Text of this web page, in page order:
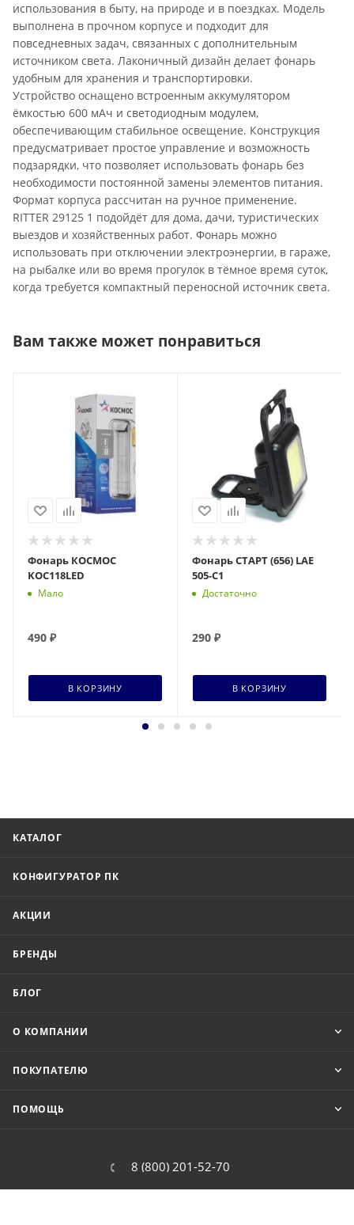
использования в быту, на природе и в поездках. Модель
выполнена в прочном корпусе и подходит для
повседневных задач, связанных с дополнительным
источником света. Лаконичный дизайн делает фонарь
удобным для хранения и транспортировки.
Устройство оснащено встроенным аккумулятором
ёмкостью 600 мАч и светодиодным модулем,
обеспечивающим стабильное освещение. Конструкция
предусматривает простое управление и возможность
подзарядки, что позволяет использовать фонарь без
необходимости постоянной замены элементов питания.
Формат корпуса рассчитан на ручное применение.
RITTER 29125 1 подойдёт для дома, дачи, туристических
выездов и хозяйственных работ. Фонарь можно
использовать при отключении электроэнергии, в гараже,
на рыбалке или во время прогулок в тёмное время суток,
когда требуется компактный переносной источник света.
Вам также может понравиться
Фонарь КОСМОС
KOC118LED
Мало
490 ₽
В КОРЗИНУ
Фонарь СТАРТ (656) LAE
505-С1
Достаточно
290 ₽
В КОРЗИНУ
КАТАЛОГ
КОНФИГУРАТОР ПК
АКЦИИ
БРЕНДЫ
БЛОГ
О КОМПАНИИ
ПОКУПАТЕЛЮ
ПОМОЩЬ
8 (800) 201-52-70
order@cit.ru